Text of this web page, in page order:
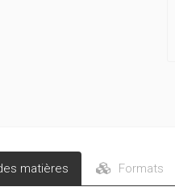
matières Formats